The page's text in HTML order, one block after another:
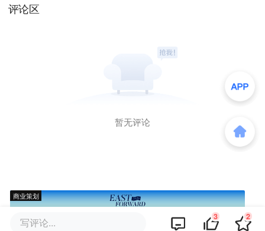
评论区
暂无评论
商业策划
写评论... 3 2